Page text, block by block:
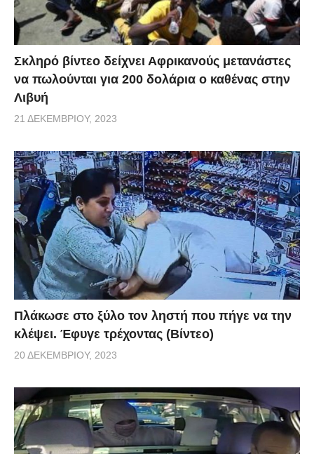
Σκληρό βίντεο δείχνει Αφρικανούς μετανάστες
να πωλούνται για 200 δολάρια ο καθένας στην
Λιβυή
21 ΔΕΚΕΜΒΡΊΟΥ, 2023
Πλάκωσε στο ξύλο τον ληστή που πήγε να την
κλέψει. Έφυγε τρέχοντας (Βίντεο)
20 ΔΕΚΕΜΒΡΊΟΥ, 2023